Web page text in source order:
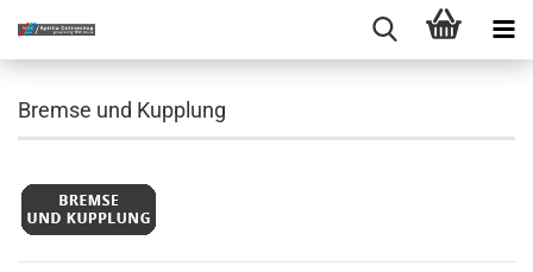
Bremse und Kupplung